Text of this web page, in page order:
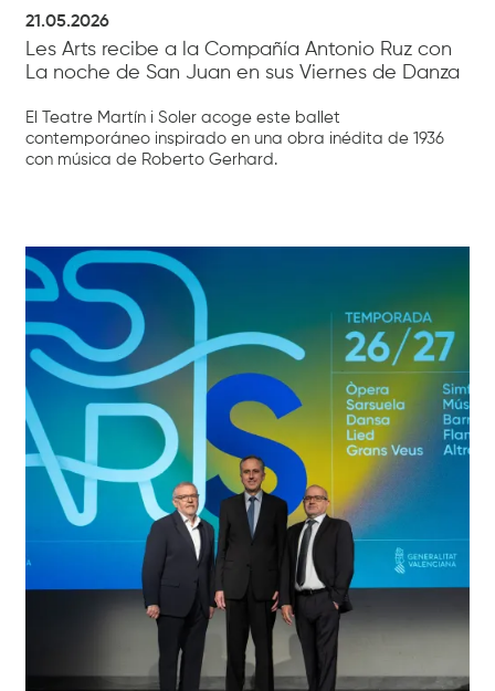
21.05.2026
Les Arts recibe a la Compañía Antonio Ruz con
La noche de San Juan en sus Viernes de Danza
El Teatre Martín i Soler acoge este ballet
contemporáneo inspirado en una obra inédita de 1936
con música de Roberto Gerhard.